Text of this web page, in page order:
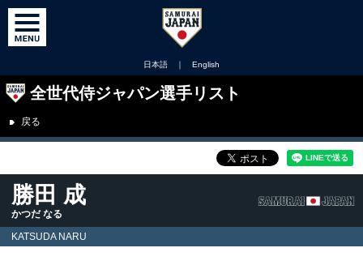
日本語 ｜ English
全世代侍ジャパン選手リスト
戻る
勝田 成
かつだ なる
KATSUDA NARU